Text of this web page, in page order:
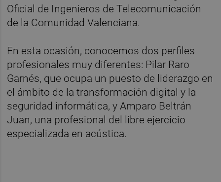
Oficial de Ingenieros de Telecomunicación
de la Comunidad Valenciana.
En esta ocasión, conocemos dos perfiles
profesionales muy diferentes: Pilar Raro
Garnés, que ocupa un puesto de liderazgo en
el ámbito de la transformación digital y la
seguridad informática, y Amparo Beltrán
Juan, una profesional del libre ejercicio
especializada en acústica.